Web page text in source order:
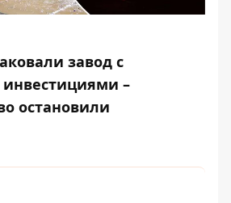
завод с
–
остановили